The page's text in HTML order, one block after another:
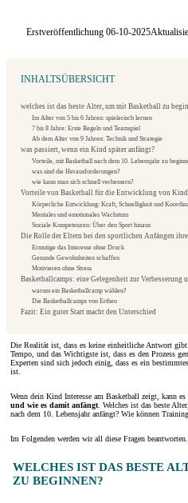
Erstveröffentlichung 06-10-2025
INHALTSÜBERSICHT
welches ist das beste Alter, um mit Basketball zu
Im Alter von 5 bis 6 Jahren: spielerisch lernen
7 bis 8 Jahre: Erste Regeln und Teamspiel
Ab dem Alter von 9 Jahren: Technik und Strategie
was passiert, wenn ein Kind später anfängt?
Vorteile, mit Basketball nach dem 10. Lebensjahr zu
was sind die Herausforderungen?
wie kann man sich schnell verbessern?
Vorteile von Basketball für die Entwicklung von
Körperliche Entwicklung: Kraft, Schnelligkeit und
Mentales und emotionales Wachstum
Soziale Kompetenzen: Über den Sport hinaus
Die Rolle der Eltern bei den sportlichen Anfängen
Ermutige das Interesse ohne Druck
Gesunde Gewohnheiten schaffen
Motivieren ohne Stress
Basketballcamps: eine Gelegenheit zur Verbesserung
warum ein Basketballcamp wählen?
Die Basketballcamps von Ertheo
Fazit: Ein guter Start macht den Unterschied
Die Realität ist, dass es keine einheitliche Antwort
Tempo, und das Wichtigste ist, dass es den Prozess
Experten sind sich jedoch einig, dass es ein
ist.
Wenn dein Kind Interesse am Basketball zeigt, kann
und wie es damit anfängt . Welches ist das beste
nach dem 10. Lebensjahr anfängt? Wie können
Im Folgenden werden wir all diese Fragen beantworten.
WELCHES IST DAS BESTE
ZU BEGINNEN?